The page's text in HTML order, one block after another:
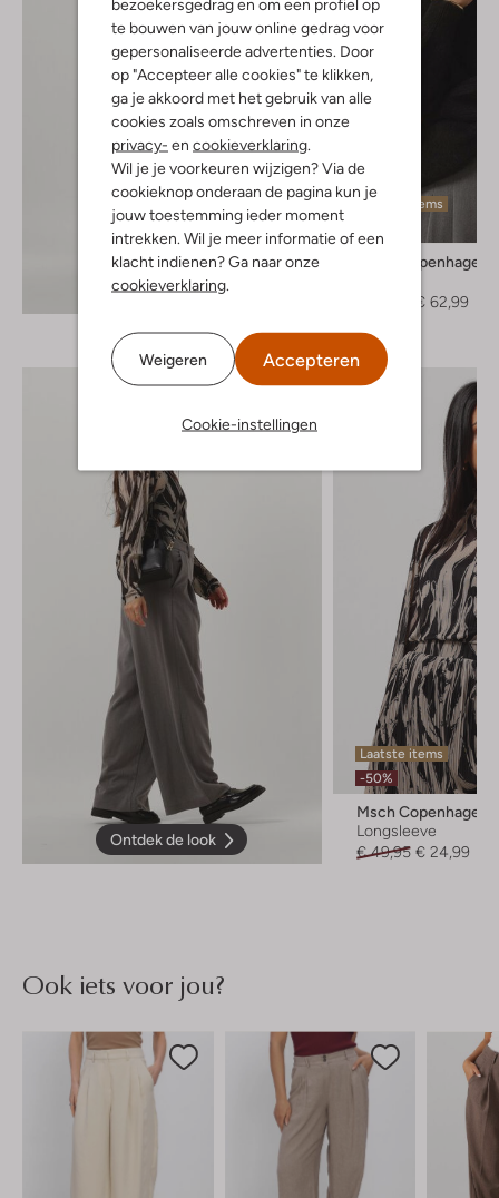
bezoekersgedrag en om een profiel op
te bouwen van jouw online gedrag voor
gepersonaliseerde advertenties. Door
op "Accepteer alle cookies" te klikken,
ga je akkoord met het gebruik van alle
cookies zoals omschreven in onze
privacy- en cookieverklaring.
Wil je je voorkeuren wijzigen? Via de
cookieknop onderaan de pagina kun je
jouw toestemming ieder moment
intrekken. Wil je meer informatie of een
klacht indienen? Ga naar onze
cookieverklaring.
Weigeren Accepteren
Cookie-instellingen
Ontdek de look
Laatste items
Msch Copenhagen
€ 62,99
Ontdek de look
Laatste items
-50%
Msch Copenhagen
Longsleeve
€ 49,95 € 24,99
Ook iets voor jou?